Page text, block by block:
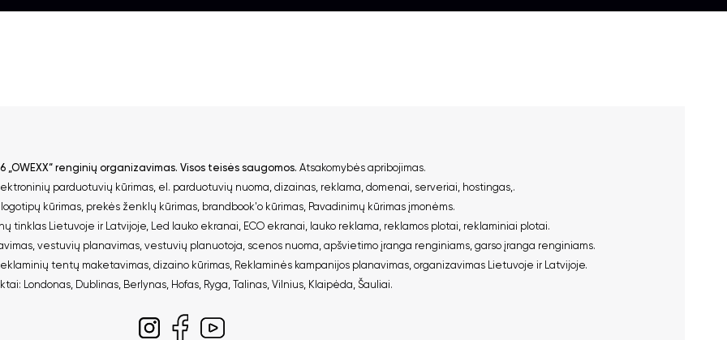
„OWEXX“ renginių organizavimas. Visos teisės saugomos. Atsakomybės apribojimas.
parduotuvių kūrimas, el. parduotuvių nuoma, dizainas, reklama, domenai, serveriai, hostingas,.
logotipų kūrimas, prekės ženklų kūrimas, brandbook'o kūrimas, Pavadinimų kūrimas įmonėms.
tinklas Lietuvoje ir Latvijoje, Led lauko ekranai, ECO ekranai, lauko reklama, reklamos plotai, reklaminiai plotai.
, vestuvių planavimas, vestuvių planuotoja, scenos nuoma, apšvietimo įranga renginiams, garso įranga renginiams.
tentų maketavimas, dizaino kūrimas, Reklaminės kampanijos planavimas, organizavimas Lietuvoje ir Latvijoje.
: Londonas, Dublinas, Berlynas, Hofas, Ryga, Talinas, Vilnius, Klaipėda, Šauliai.